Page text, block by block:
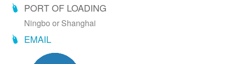
PORT OF LOADING
Ningbo or Shanghai
EMAIL